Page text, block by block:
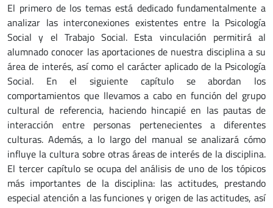
El primero de los temas está dedicado fundamentalmente a
analizar las interconexiones existentes entre la Psicología
Social y el Trabajo Social. Esta vinculación permitirá al
alumnado conocer las aportaciones de nuestra disciplina a su
área de interés, así como el carácter aplicado de la Psicología
Social. En el siguiente capítulo se abordan los
comportamientos que llevamos a cabo en función del grupo
cultural de referencia, haciendo hincapié en las pautas de
interacción entre personas pertenecientes a diferentes
culturas. Además, a lo largo del manual se analizará cómo
influye la cultura sobre otras áreas de interés de la disciplina.
El tercer capítulo se ocupa del análisis de uno de los tópicos
más importantes de la disciplina: las actitudes, prestando
especial atención a las funciones y origen de las actitudes, así